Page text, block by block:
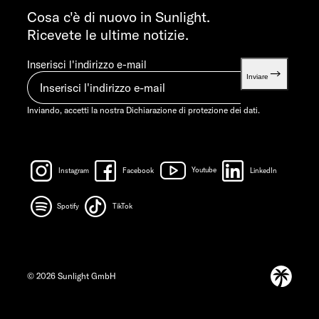
info@sunlight.de
Cosa c'è di nuovo in Sunlight.
Ricevete le ultime notizie.
Inserisci l'indirizzo e-mail
Inviare
Inviando, accetti la nostra Dichiarazione di protezione dei dati.
Instagram Facebook Youtube LinkedIn
Spotify TikTok
© 2026 Sunlight GmbH